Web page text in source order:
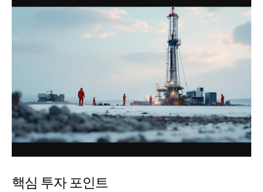
핵심 투자 포인트